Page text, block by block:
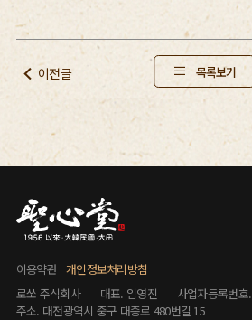
이전글 목록보기
이용약관 개인정보처리방침
로쏘 주식회사
대표. 임영진
사업자등록번
주소. 대전광역시 중구 대종로 480번길 15